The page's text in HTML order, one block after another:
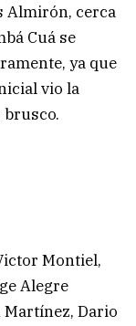
Almirón, cerca
Cuá se
ya que
vio la
Montiel,
Alegre
Martínez, Dario